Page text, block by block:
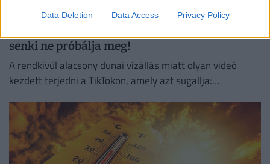
Data Deletion Data Access Privacy Policy
Annyira alacsony a Duna, hogy át lehet sétálni
senki ne próbálja meg!
A rendkívül alacsony dunai vízállás miatt olyan videó
kezdett terjedni a TikTokon, amely azt sugallja: